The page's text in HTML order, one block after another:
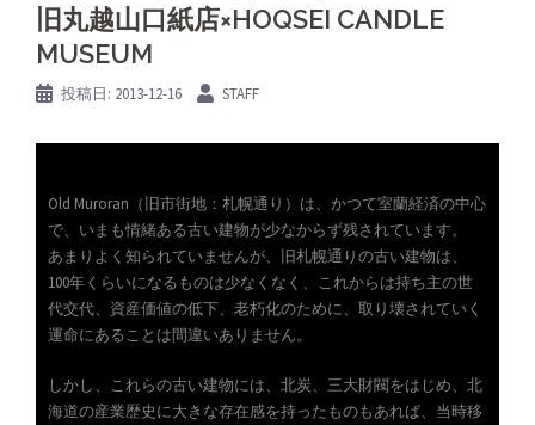
旧丸越山口紙店×HOQSEI CANDLE
MUSEUM
投稿日: 2013-12-16 STAFF
Old Muroran（旧市街地：札幌通り）は、かつて室蘭経済の中心
で、いまも情緒ある古い建物が少なからず残されています。
あまりよく知られていませんが、旧札幌通りの古い建物は、
100年くらいになるものは少なくなく、これからは持ち主の世
代交代、資産価値の低下、老朽化のために、取り壊されていく
運命にあることは間違いありません。
しかし、これらの古い建物には、北炭、三大財閥をはじめ、北
海道の産業歴史に大きな存在感を持ったものもあれば、当時移